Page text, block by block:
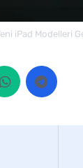
iPad Modelleri